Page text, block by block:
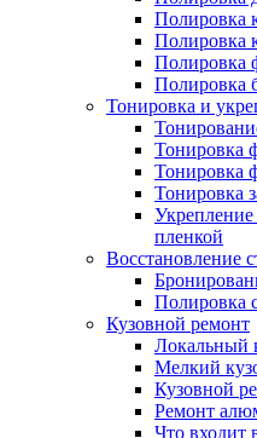
Полировка
Полировка
Полировка
Полировка
Тонировка и
Тонировка
Тонировка
Тонировка
Укрепление
пленкой
Восстановление
Полировка
Кузовной ремонт
Локальный
Мелкий
Кузовной
Ремонт
Что входит